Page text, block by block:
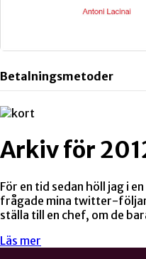
Betalningsmetoder
Arkiv för
För en tid sedan höll jag i
frågade mina twitter-
ställa till en chef, om de
Läs mer